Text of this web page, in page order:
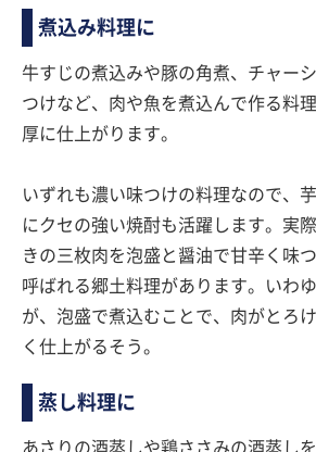
煮込み料理に
牛すじの煮込みや豚の角煮、チャー
つけなど、肉や魚を煮込んで作る料
厚に仕上がります。
いずれも濃い味つけの料理なので、
にクセの強い焼酎も活躍します。実
きの三枚肉を泡盛と醤油で甘辛く味
呼ばれる郷土料理があります。いわ
が、泡盛で煮込むことで、肉がとろ
く仕上がるそう。
蒸し料理に
あさりの酒蒸しや鶏ささみの酒蒸し